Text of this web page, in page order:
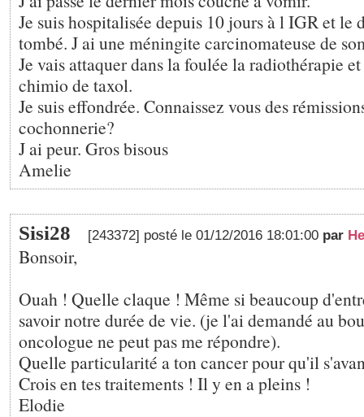
Je suis hospitalisée depuis 10 jours à l IGR et le
tombé. J ai une méningite carcinomateuse de
Je vais attaquer dans la foulée la radiothérapie
chimio de taxol.
Je suis effondrée. Connaissez vous des
cochonnerie?
J ai peur. Gros bisous
Amelie
Sisi28 [243372] posté le 01/12/2016 18:01:00 par
Bonsoir,
Ouah ! Quelle claque ! Même si beaucoup
savoir notre durée de vie. (je l'ai demandé au
oncologue ne peut pas me répondre).
Quelle particularité a ton cancer pour qu'il
Crois en tes traitements ! Il y en a pleins !
Elodie